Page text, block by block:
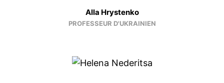
Alla Hrystenko
PROFESSEUR D'UKRAINIEN